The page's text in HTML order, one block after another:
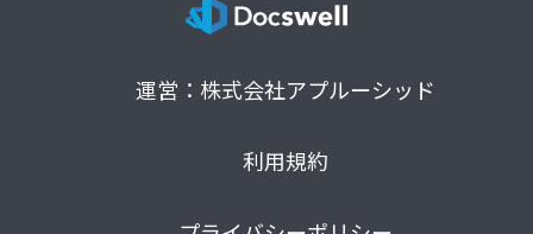
運営：株式会社アプルーシッド
利用規約